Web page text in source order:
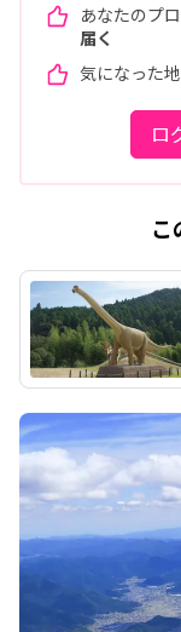
あなたのプ
届く
気になった
ロ
こ